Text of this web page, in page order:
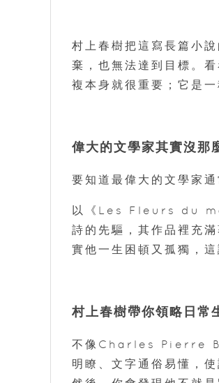
村上春樹把這寫長篇小
棄，也無法達到目標。
複本身就很重要；它是
偉大的文學家其實沒那
要知道最偉大的文學家
以《Les Fleurs du
詩的先驅，其作品裡充
實他一生困頓又孤獨，
村上春樹帶你領略日常
不像Charles Pierre
明瞭、文字通俗易懂，